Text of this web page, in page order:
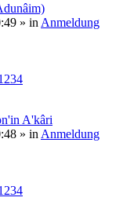
» in Anmeldung
A'kâri
» in Anmeldung